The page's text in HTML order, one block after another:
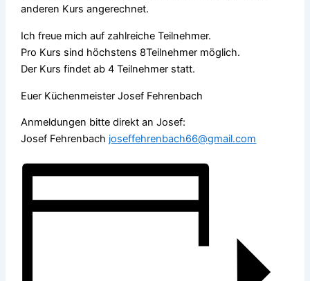
anderen Kurs angerechnet.
Ich freue mich auf zahlreiche Teilnehmer.
Pro Kurs sind höchstens 8Teilnehmer möglich.
Der Kurs findet ab 4 Teilnehmer statt.
Euer Küchenmeister Josef Fehrenbach
Anmeldungen bitte direkt an Josef:
Josef Fehrenbach joseffehrenbach66@gmail.com